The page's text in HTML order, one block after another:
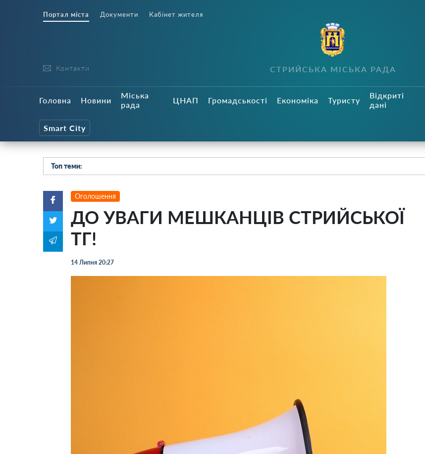
Портал міста Документи Кабінет жителя
Контакти СТРИЙСЬКА МІСЬКА РАДА
Головна Новини
Міська
рада
ЦНАП Громадськості Економіка Туристу
Відкриті
дані
Smart City
Топ теми:
Оголошення
ДО УВАГИ МЕШКАНЦІВ СТРИЙСЬКОЇ
ТГ!
14 Липня 20:27